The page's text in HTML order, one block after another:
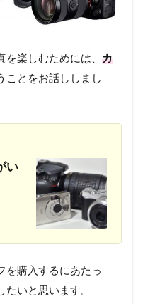
楽しむためには、 カ
ことをお話ししまし
い
を購入するにあたっ
いと思います。